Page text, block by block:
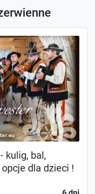
kulig, bal,
dla dzieci !